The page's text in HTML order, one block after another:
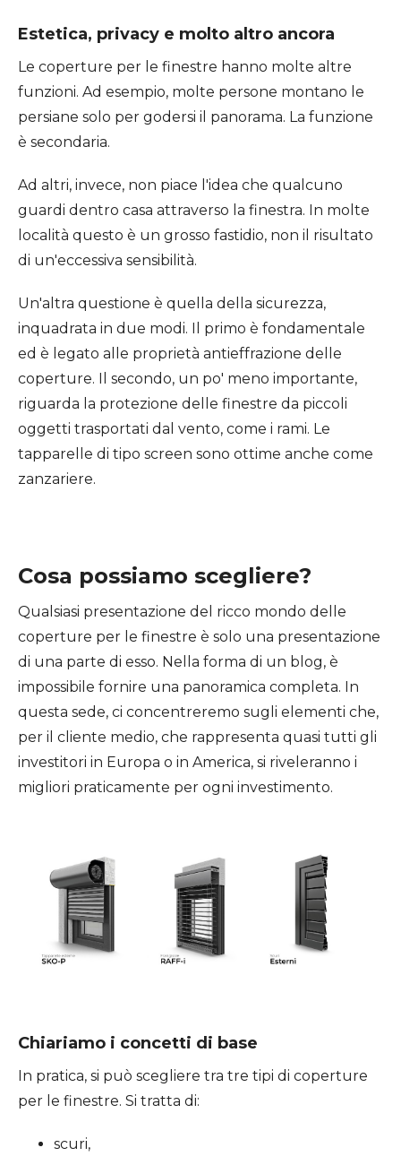
Estetica, privacy e molto altro ancora
Le coperture per le finestre hanno molte altre
funzioni. Ad esempio, molte persone montano le
persiane solo per godersi il panorama. La funzione
è secondaria.
Ad altri, invece, non piace l'idea che qualcuno
guardi dentro casa attraverso la finestra. In molte
località questo è un grosso fastidio, non il risultato
di un'eccessiva sensibilità.
Un'altra questione è quella della sicurezza,
inquadrata in due modi. Il primo è fondamentale
ed è legato alle proprietà antieffrazione delle
coperture. Il secondo, un po' meno importante,
riguarda la protezione delle finestre da piccoli
oggetti trasportati dal vento, come i rami. Le
tapparelle di tipo screen sono ottime anche come
zanzariere.
Cosa possiamo scegliere?
Qualsiasi presentazione del ricco mondo delle
coperture per le finestre è solo una presentazione
di una parte di esso. Nella forma di un blog, è
impossibile fornire una panoramica completa. In
questa sede, ci concentreremo sugli elementi che,
per il cliente medio, che rappresenta quasi tutti gli
investitori in Europa o in America, si riveleranno i
migliori praticamente per ogni investimento.
Chiariamo i concetti di base
In pratica, si può scegliere tra tre tipi di coperture
per le finestre. Si tratta di:
scuri,